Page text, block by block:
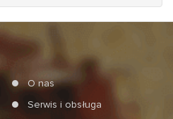
O nas
Serwis i obsługa